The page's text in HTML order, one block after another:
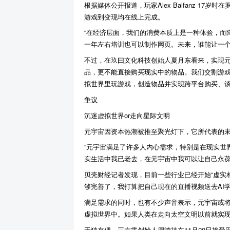
根据媒体公开报道，玩家Alex Balfanz 17岁时在
游戏到变现均在线上完成。
“在经济层面，我们的消费本质上是一种体验，
一年左右培训也可以制作网页。未来，谁能让一
不过，在玖曰文化科技创始人夏月东看来，实现
品，更不能直接购买现实中的物品。我们交割游
拟世界里玩游戏，创造物品并实现跨平台购买、
争议
沉迷虚拟世界or走向星际文明
元宇宙因资本热潮被推至聚光灯下，它所代表的
“元宇宙满足了许多人内心需求，特别是在现实
实生活中我已老去，在元宇宙中我可以让自己永
贝壳财经记者发现，目前一些行业已经开始“虚
够完善了，我打算把自己现在的直播视频送去AI
满足需求的同时，也有不少声音表示，元宇宙或
虚拟世界中。如果人类在走向太空文明以前就实